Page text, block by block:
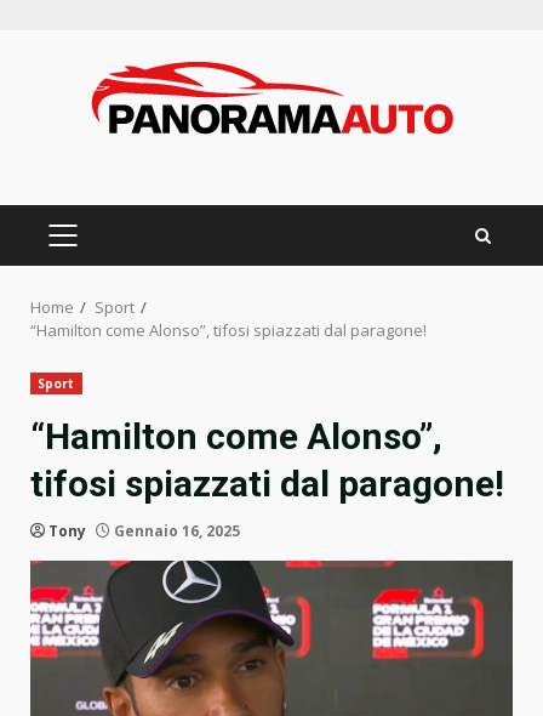
PRIMARY
Home
Sport
“Hamilton come Alonso”, tifosi spiazzati dal paragone!
Sport
“Hamilton come Alonso”,
tifosi spiazzati dal paragone!
Tony Gennaio 16, 2025